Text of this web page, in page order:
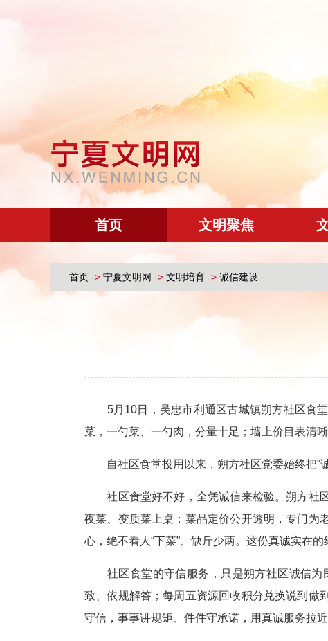
首页 文明聚焦
首页 -> 宁夏文明网 -> 文明培育 -> 诚信建设
5月10日，吴忠市利通区古城镇朔方社区食堂
菜，一勺菜、一勺肉，分量十足；墙上价目表清
自社区食堂投用以来，朔方社区党委始终把“诚
社区食堂好不好，全凭诚信来检验。朔方社区
夜菜、变质菜上桌；菜品定价公开透明，专门为
心，绝不看人“下菜”、缺斤少两。这份真诚实在
社区食堂的守信服务，只是朔方社区诚信为
致、依规解答；每周五资源回收积分兑换说到做
守信，事事讲规矩、件件守承诺，用真诚服务拉近